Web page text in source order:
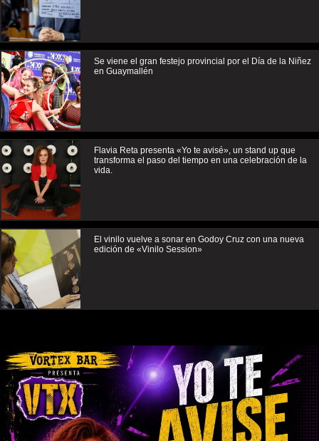
Se viene el gran festejo provincial por el Día de la Niñez
en Guaymallén
Flavia Reta presenta «Yo te avisé», un stand up que
transforma el paso del tiempo en una celebración de la
vida.
El vinilo vuelve a sonar en Godoy Cruz con una nueva
edición de «Vinilo Session»